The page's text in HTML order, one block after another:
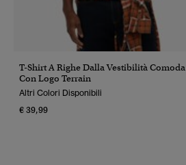
T-Shirt A Righe Dalla Vestibilità Comoda
Con Logo Terrain
Altri Colori Disponibili
€ 39,99